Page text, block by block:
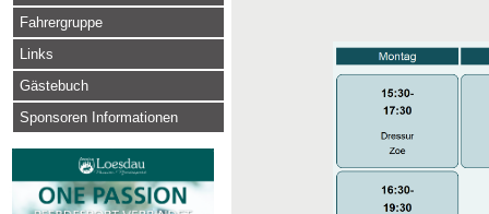
Fahrergruppe
Links
Gästebuch
Sponsoren Informationen